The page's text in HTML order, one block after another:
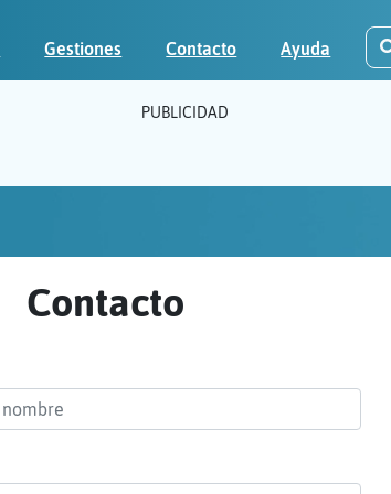
Gestiones Contacto Ayuda
PUBLICIDAD
Contacto